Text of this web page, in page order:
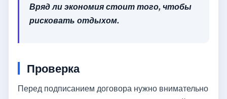
Вряд ли экономия стоит того, чтобы
рисковать отдыхом.
Проверка
Перед подписанием договора нужно внимательно